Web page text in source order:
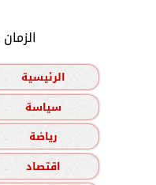
الرئيسية
سياسة
رياضة
اقتصاد